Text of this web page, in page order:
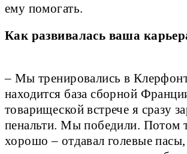
ему помогать.
Как развивалась ваша
– Мы тренировались в
находится база сборной
товарищеской встрече я сразу
пенальти. Мы победили. Потом
хорошо – отдавал голевые пасы,